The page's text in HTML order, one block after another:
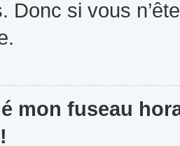
Donc si vous
mon fuseau